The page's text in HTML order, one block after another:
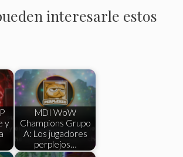
interesarle estos
y
MDI WoW
Champions Grupo
A: Los jugadores
perplejos…